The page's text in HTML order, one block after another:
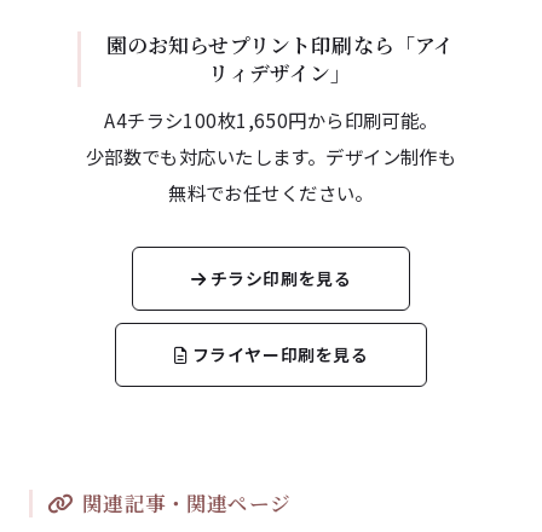
園のお知らせプリント印刷なら「アイ
リィデザイン」
A4チラシ100枚1,650円から印刷可能。
少部数でも対応いたします。デザイン制作も
無料でお任せください。
チラシ印刷を見る
フライヤー印刷を見る
関連記事・関連ページ